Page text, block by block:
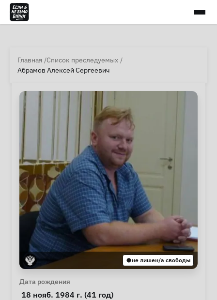
Главная Список преследуемых
Абрамов Алексей Сергеевич
не лишен/а свободы
Личная информация
Дата рождения
18 нояб. 1984 г. (41 год)